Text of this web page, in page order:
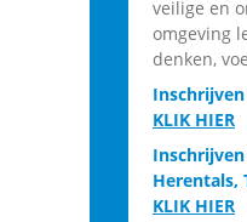
veilige en
omgeving
denken,
KLIK HIER
Herentals,
KLIK HIER